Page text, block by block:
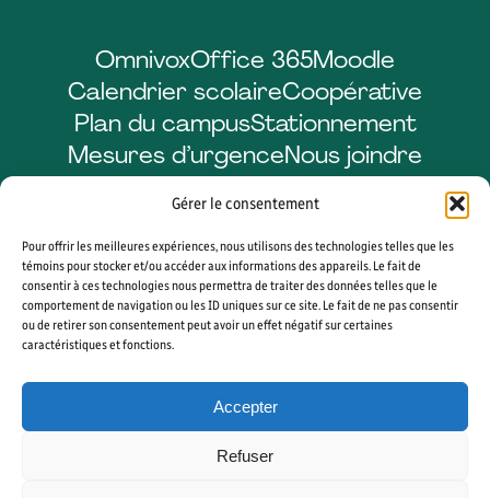
Gérer le consentement
Pour offrir les meilleures expériences, nous utilisons des technologies telles que les
témoins pour stocker et/ou accéder aux informations des appareils. Le fait de
consentir à ces technologies nous permettra de traiter des données telles que le
comportement de navigation ou les ID uniques sur ce site. Le fait de ne pas consentir
ou de retirer son consentement peut avoir un effet négatif sur certaines
caractéristiques et fonctions.
Accepter
Refuser
OmnivoxOffice 365Moodle
Calendrier scolaireCoopérative
Plan du campusStationnement
Mesures d’urgenceNous joindre
FacebookLinkedInInstagramYouTube
© 2026 CÉGEP DE SHERBROOKE. TOUS DROITS RÉSERVÉS. AGENCE WEB
PLAN DU SITE GÉRER MES COOKIES